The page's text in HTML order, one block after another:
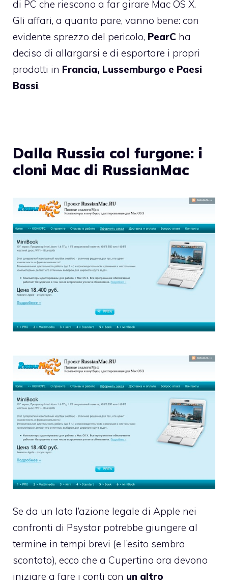
di PC che riescono a far girare Mac OS X.
Gli affari, a quanto pare, vanno bene: con
evidente sprezzo del pericolo, PearC ha
deciso di allargarsi e di esportare i propri
prodotti in Francia, Lussemburgo e Paesi
Bassi.
Dalla Russia col furgone: i
cloni Mac di RussianMac
Se da un lato l’azione legale di Apple nei
confronti di Psystar potrebbe giungere al
termine in tempi brevi (e l’esito sembra
scontato), ecco che a Cupertino ora devono
iniziare a fare i conti con un altro